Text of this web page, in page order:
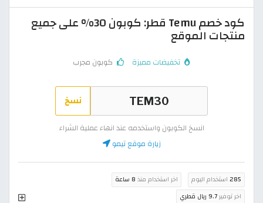
كود خصم Temu قطر: كوبون 30% على جميع
منتجات الموقع
تخفيضات مميزة كوبون مجرب
نسخ
انسخ الكوبون واستخدمه عند انهاء عملية الشراء
زيارة موقع تيمو
285 استخدام اليوم اخر استخدام منذ 8 ساعة
اخر توفير9.7 ريال قطري